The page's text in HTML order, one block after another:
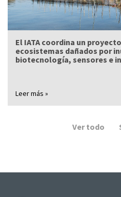
El IATA coordina un
ecosistemas dañados por
biotecnología, sensores e
Leer más »
Ver todo